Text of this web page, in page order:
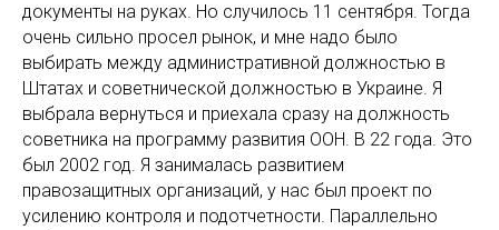
документы на руках. Но случилось 11 сентября. Тогда
очень сильно просел рынок, и мне надо было
выбирать между административной должностью в
Штатах и советнической должностью в Украине. Я
выбрала вернуться и приехала сразу на должность
советника на программу развития ООН. В 22 года. Это
был 2002 год. Я занималась развитием
правозащитных организаций, у нас был проект по
усилению контроля и подотчетности. Параллельно